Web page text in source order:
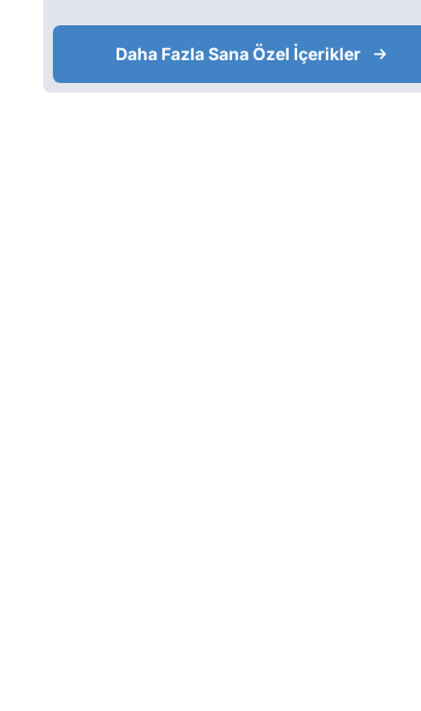
Daha Fazla Sana Özel İçerikler